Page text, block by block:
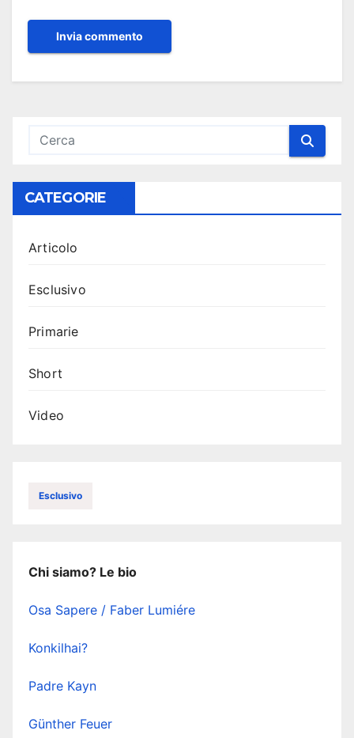
CATEGORIE
Articolo
Esclusivo
Primarie
Short
Video
Esclusivo
Chi siamo? Le bio
Osa Sapere / Faber Lumiére
Konkilhai?
Padre Kayn
Günther Feuer